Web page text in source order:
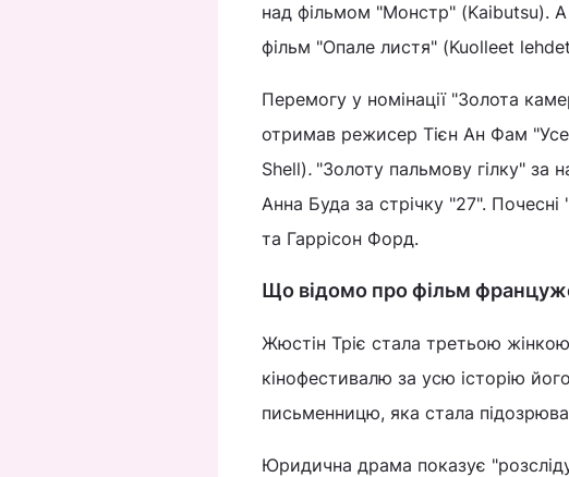
над фільмом "Монстр" (Kaibutsu). А
фільм "Опале листя" (Kuolleet
Перемогу у номінації "Золота
отримав режисер Тієн Ан Фам
Shell). "Золоту пальмову гілку"
Анна Буда за стрічку "27".
та Гаррісон Форд.
Що відомо про фільм
Жюстін Тріє стала третьою
кінофестивалю за усю історію
письменницю, яка стала
Юридична драма показує